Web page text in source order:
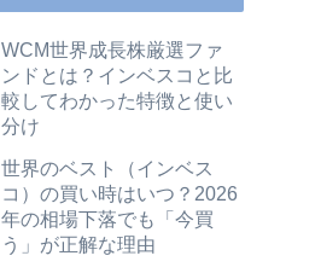
WCM世界成長株厳選ファ
ンドとは？インベスコと比
較してわかった特徴と使い
分け
世界のベスト（インベス
コ）の買い時はいつ？2026
年の相場下落でも「今買
う」が正解な理由